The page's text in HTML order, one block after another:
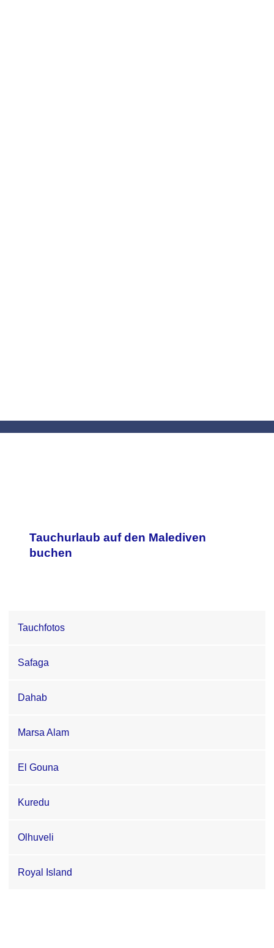
Tauchurlaub auf den Malediven
buchen
Tauchfotos
Safaga
Dahab
Marsa Alam
El Gouna
Kuredu
Olhuveli
Royal Island